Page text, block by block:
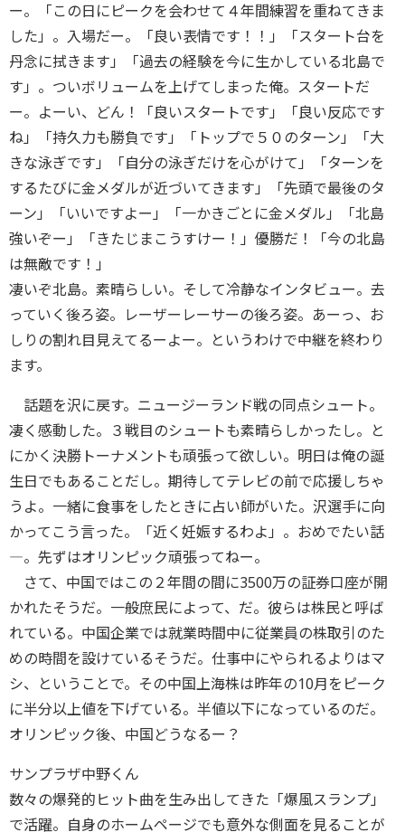
ー。「この日にピークを会わせて４年間練習を重ねてきま
した」。入場だー。「良い表情です！！」「スタート台を
丹念に拭きます」「過去の経験を今に生かしている北島で
す」。ついボリュームを上げてしまった俺。スタートだ
ー。よーい、どん！「良いスタートです」「良い反応です
ね」「持久力も勝負です」「トップで５０のターン」「大
きな泳ぎです」「自分の泳ぎだけを心がけて」「ターンを
するたびに金メダルが近づいてきます」「先頭で最後のタ
ーン」「いいですよー」「一かきごとに金メダル」「北島
強いぞー」「きたじまこうすけー！」優勝だ！「今の北島
は無敵です！」
凄いぞ北島。素晴らしい。そして冷静なインタビュー。去
っていく後ろ姿。レーザーレーサーの後ろ姿。あーっ、お
しりの割れ目見えてるーよー。というわけで中継を終わり
ます。
話題を沢に戻す。ニュージーランド戦の同点シュート。
凄く感動した。３戦目のシュートも素晴らしかったし。と
にかく決勝トーナメントも頑張って欲しい。明日は俺の誕
生日でもあることだし。期待してテレビの前で応援しちゃ
うよ。一緒に食事をしたときに占い師がいた。沢選手に向
かってこう言った。「近く妊娠するわよ」。おめでたい話
―。先ずはオリンピック頑張ってねー。
さて、中国ではこの２年間の間に3500万の証券口座が開
かれたそうだ。一般庶民によって、だ。彼らは株民と呼ば
れている。中国企業では就業時間中に従業員の株取引のた
めの時間を設けているそうだ。仕事中にやられるよりはマ
シ、ということで。その中国上海株は昨年の10月をピーク
に半分以上値を下げている。半値以下になっているのだ。
オリンピック後、中国どうなるー？
サンプラザ中野くん
数々の爆発的ヒット曲を生み出してきた「爆風スランプ」
で活躍。自身のホームページでも意外な側面を見ることが